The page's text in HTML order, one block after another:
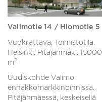
Valimotie 14 / Hiomotie 5
Vuokrattava, Toimistotila,
Helsinki, Pitäjänmäki, 15000
m 2
Uudiskohde Valimo
ennakkomarkkinoinnissa.
Pitäjänmäessä, keskeisellä